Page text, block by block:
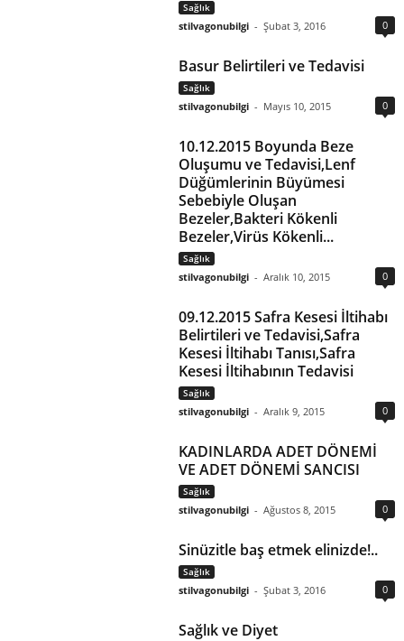
Sağlık
stilvagonubilgi - Şubat 3, 2016 0
Basur Belirtileri ve Tedavisi
Sağlık
stilvagonubilgi - Mayıs 10, 2015 0
10.12.2015 Boyunda Beze
Oluşumu ve Tedavisi,Lenf
Düğümlerinin Büyümesi
Sebebiyle Oluşan
Bezeler,Bakteri Kökenli
Bezeler,Virüs Kökenli...
Sağlık
stilvagonubilgi - Aralık 10, 2015 0
09.12.2015 Safra Kesesi İltihabı
Belirtileri ve Tedavisi,Safra
Kesesi İltihabı Tanısı,Safra
Kesesi İltihabının Tedavisi
Sağlık
stilvagonubilgi - Aralık 9, 2015 0
KADINLARDA ADET DÖNEMİ
VE ADET DÖNEMİ SANCISI
Sağlık
stilvagonubilgi - Ağustos 8, 2015 0
Sinüzitle baş etmek elinizde!..
Sağlık
stilvagonubilgi - Şubat 3, 2016 0
Sağlık ve Diyet